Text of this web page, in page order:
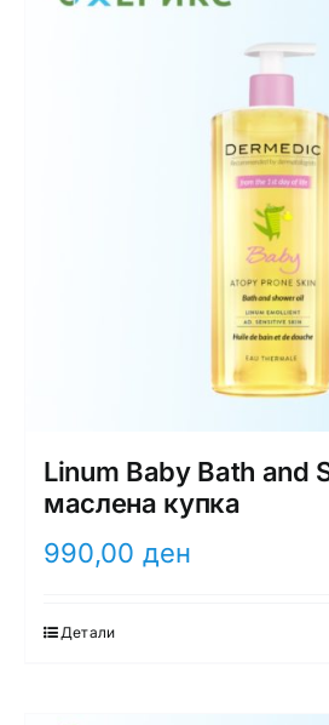
Linum Baby Bath and
маслена купка
990,00 ден
Детали